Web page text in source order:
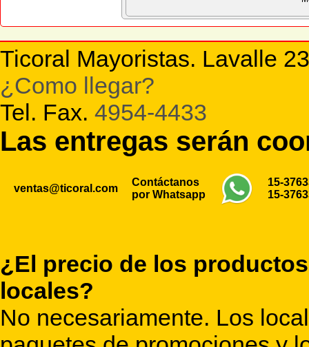
Ticoral Mayoristas. Lavalle
¿Como llegar?
Tel. Fax. 4954-4433
Las entregas serán
ventas@ticoral.com
Contáctanos
por Whatsapp
15-
15-
¿El precio de los
locales?
No necesariamente. Los